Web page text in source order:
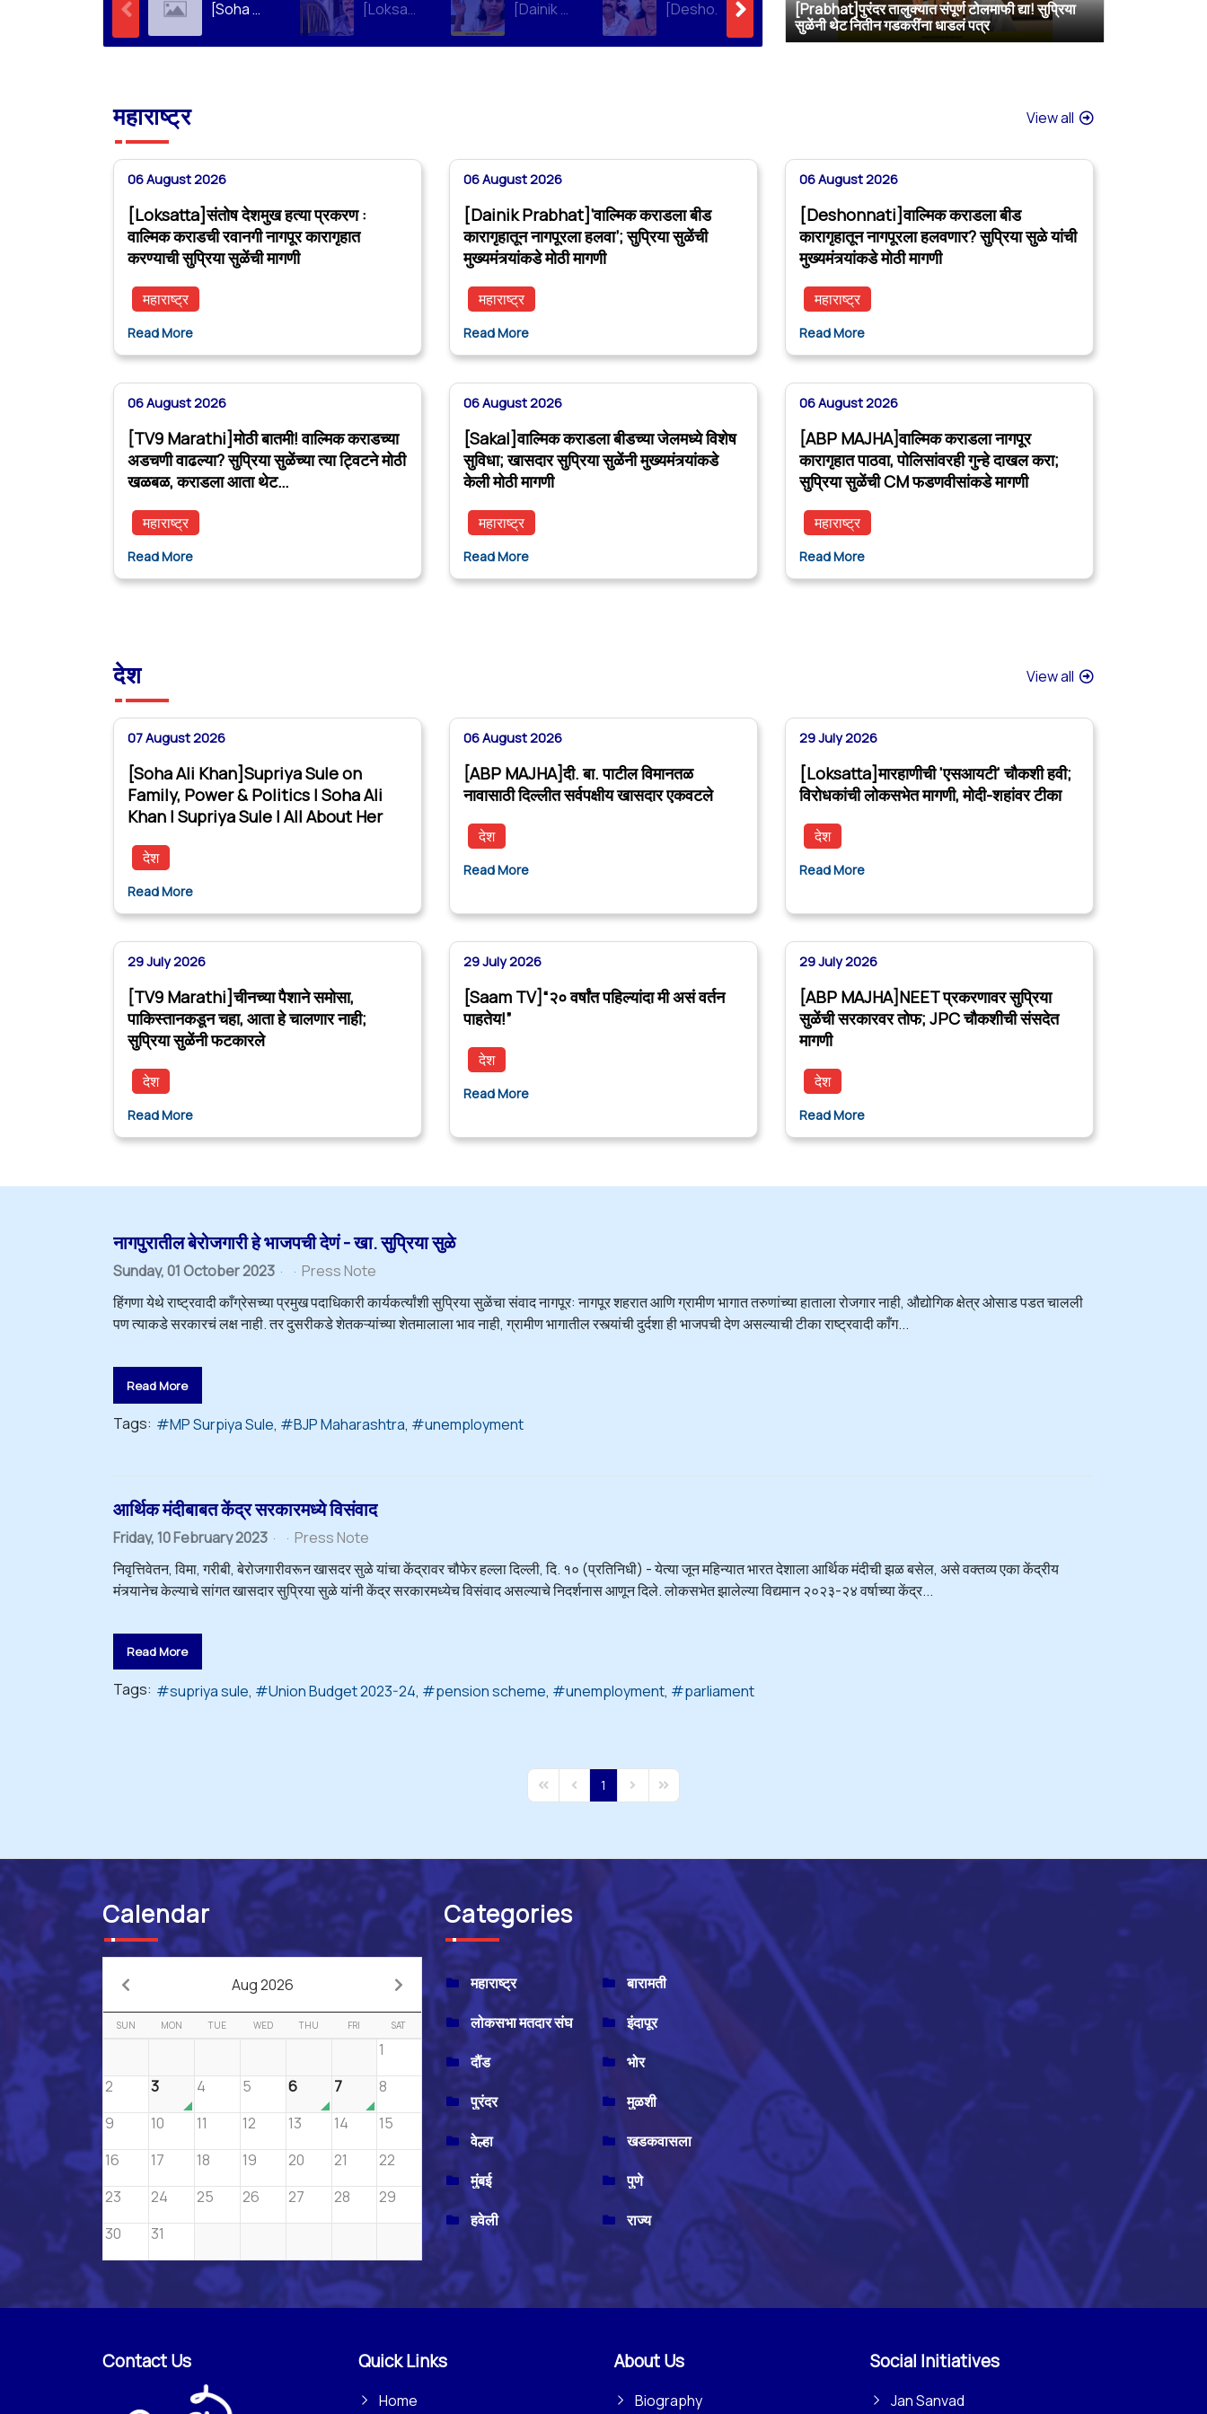
[Soha Ali Khan]Supriya Sule on Family, Power & Politics | Soha Ali Khan | Supriya Sule | All About Her [Loksatta]संतोष देशमुख हत्या प्रकरण : वाल्मिक कराडची रवानगी नागपूर कारागृहात करण्याची सुप्रिया सुळेंची मागणी [Dainik Prabhat]‘वाल्मिक कराडला बीड कारागृहातून नागपूरला हलवा’; सुप्रिया सुळेंची मुख्यमंत्र्यांकडे मोठी मागणी [Deshonnati]वाल्मिक कराडला बीड कारागृहातून नागपूरला हलवणार? सुप्रिया सुळे यांची मुख्यमंत्र्यांकडे मोठी मागणी [TV9 Marathi]मोठी बातमी! वाल्मिक कराडच्या अडचणी वाढल्या? सुप्रिया सुळेंच्या त्या ट्विटने मोठी खळबळ, कराडला आता थेट… [Sakal]वाल्मिक कराडला बीडच्या जेलमध्ये विशेष सुविधा; खासदार सुप्रिया सुळेंनी मुख्यमंत्र्यांकडे केली मोठी मागणी
[Prabhat]पुरंदर तालुक्यात संपूर्ण टोलमाफी द्या! सुप्रिया
सुळेंनी थेट नितीन गडकरींना धाडलं पत्र
महाराष्ट्र View all
06 August 2026
[Loksatta]संतोष देशमुख हत्या प्रकरण :
वाल्मिक कराडची रवानगी नागपूर कारागृहात
करण्याची सुप्रिया सुळेंची मागणी
महाराष्ट्र
Read More
06 August 2026
[Dainik Prabhat]‘वाल्मिक कराडला बीड
कारागृहातून नागपूरला हलवा’; सुप्रिया सुळेंची
मुख्यमंत्र्यांकडे मोठी मागणी
महाराष्ट्र
Read More
06 August 2026
[Deshonnati]वाल्मिक कराडला बीड
कारागृहातून नागपूरला हलवणार? सुप्रिया सुळे यांची
मुख्यमंत्र्यांकडे मोठी मागणी
महाराष्ट्र
Read More
06 August 2026
[TV9 Marathi]मोठी बातमी! वाल्मिक कराडच्या
अडचणी वाढल्या? सुप्रिया सुळेंच्या त्या ट्विटने मोठी
खळबळ, कराडला आता थेट…
महाराष्ट्र
Read More
06 August 2026
[Sakal]वाल्मिक कराडला बीडच्या जेलमध्ये विशेष
सुविधा; खासदार सुप्रिया सुळेंनी मुख्यमंत्र्यांकडे
केली मोठी मागणी
महाराष्ट्र
Read More
06 August 2026
[ABP MAJHA]वाल्मिक कराडला नागपूर
कारागृहात पाठवा, पोलिसांवरही गुन्हे दाखल करा;
सुप्रिया सुळेंची CM फडणवीसांकडे मागणी
महाराष्ट्र
Read More
देश View all
07 August 2026
[Soha Ali Khan]Supriya Sule on
Family, Power & Politics | Soha Ali
Khan | Supriya Sule | All About Her
देश
Read More
06 August 2026
[ABP MAJHA]दी. बा. पाटील विमानतळ
नावासाठी दिल्लीत सर्वपक्षीय खासदार एकवटले
देश
Read More
29 July 2026
[Loksatta]मारहाणीची 'एसआयटी' चौकशी हवी;
विरोधकांची लोकसभेत मागणी, मोदी-शहांवर टीका
देश
Read More
29 July 2026
[TV9 Marathi]चीनच्या पैशाने समोसा,
पाकिस्तानकडून चहा, आता हे चालणार नाही;
सुप्रिया सुळेंनी फटकारले
देश
Read More
29 July 2026
[Saam TV]“२० वर्षांत पहिल्यांदा मी असं वर्तन
पाहतेय!”
देश
Read More
29 July 2026
[ABP MAJHA]NEET प्रकरणावर सुप्रिया
सुळेंची सरकारवर तोफ; JPC चौकशीची संसदेत
मागणी
देश
Read More
नागपुरातील बेरोजगारी हे भाजपची देणं - खा. सुप्रिया सुळे
Sunday, 01 October 2023
Press Note
हिंगणा येथे राष्ट्रवादी काँग्रेसच्या प्रमुख पदाधिकारी कार्यकर्त्यांशी सुप्रिया सुळेंचा संवाद नागपूर: नागपूर शहरात आणि ग्रामीण भागात तरुणांच्या हाताला रोजगार नाही, औद्योगिक क्षेत्र ओसाड पडत चालली
पण त्याकडे सरकारचं लक्ष नाही. तर दुसरीकडे शेतकऱ्यांच्या शेतमालाला भाव नाही, ग्रामीण भागातील रस्त्यांची दुर्दशा ही भाजपची देण असल्याची टीका राष्ट्रवादी काँग...
Read More
Tags: MP Surpiya Sule BJP Maharashtra unemployment
आर्थिक मंदीबाबत केंद्र सरकारमध्ये विसंवाद
Friday, 10 February 2023
Press Note
निवृत्तिवेतन, विमा, गरीबी, बेरोजगारीवरून खासदर सुळे यांचा केंद्रावर चौफेर हल्ला दिल्ली, दि. १० (प्रतिनिधी) - येत्या जून महिन्यात भारत देशाला आर्थिक मंदीची झळ बसेल, असे वक्तव्य एका केंद्रीय
मंत्र्यानेच केल्याचे सांगत खासदार सुप्रिया सुळे यांनी केंद्र सरकारमध्येच विसंवाद असल्याचे निदर्शनास आणून दिले. लोकसभेत झालेल्या विद्यमान २०२३-२४ वर्षाच्या केंद्र...
Read More
Tags: supriya sule Union Budget 2023-24 pension scheme unemployment parliament
First PagePrevious Page
1 Next PageLast Page
Calendar
Aug 2026
SUN MON TUE WED THU FRI SAT
1
2
3 4 5 6 7
8
9
10 11 12 13 14
15
16
17 18 19 20 21
22
23
24 25 26 27 28
29
30
31
Categories
महाराष्ट्र
बारामती
लोकसभा मतदार संघ
इंदापूर
दौंड
भोर
पुरंदर
मुळशी
वेल्हा
खडकवासला
मुंबई
पुणे
हवेली
राज्य
Contact Us Quick Links
Home
About Us
Biography
Social Initiatives
Jan Sanvad